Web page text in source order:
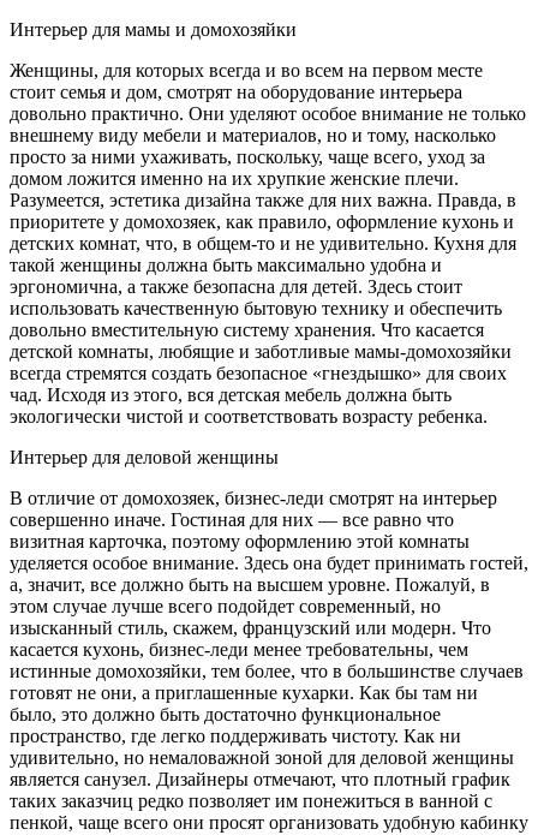
Интерьер для мамы и домохозяйки
Женщины, для которых всегда и во всем на первом месте
стоит семья и дом, смотрят на оборудование интерьера
довольно практично. Они уделяют особое внимание не только
внешнему виду мебели и материалов, но и тому, насколько
просто за ними ухаживать, поскольку, чаще всего, уход за
домом ложится именно на их хрупкие женские плечи.
Разумеется, эстетика дизайна также для них важна. Правда, в
приоритете у домохозяек, как правило, оформление кухонь и
детских комнат, что, в общем-то и не удивительно. Кухня для
такой женщины должна быть максимально удобна и
эргономична, а также безопасна для детей. Здесь стоит
использовать качественную бытовую технику и обеспечить
довольно вместительную систему хранения. Что касается
детской комнаты, любящие и заботливые мамы-домохозяйки
всегда стремятся создать безопасное «гнездышко» для своих
чад. Исходя из этого, вся детская мебель должна быть
экологически чистой и соответствовать возрасту ребенка.
Интерьер для деловой женщины
В отличие от домохозяек, бизнес-леди смотрят на интерьер
совершенно иначе. Гостиная для них — все равно что
визитная карточка, поэтому оформлению этой комнаты
уделяется особое внимание. Здесь она будет принимать гостей,
а, значит, все должно быть на высшем уровне. Пожалуй, в
этом случае лучше всего подойдет современный, но
изысканный стиль, скажем, французский или модерн. Что
касается кухонь, бизнес-леди менее требовательны, чем
истинные домохозяйки, тем более, что в большинстве случаев
готовят не они, а приглашенные кухарки. Как бы там ни
было, это должно быть достаточно функциональное
пространство, где легко поддерживать чистоту. Как ни
удивительно, но немаловажной зоной для деловой женщины
является санузел. Дизайнеры отмечают, что плотный график
таких заказчиц редко позволяет им понежиться в ванной с
пенкой, чаще всего они просят организовать удобную кабинку